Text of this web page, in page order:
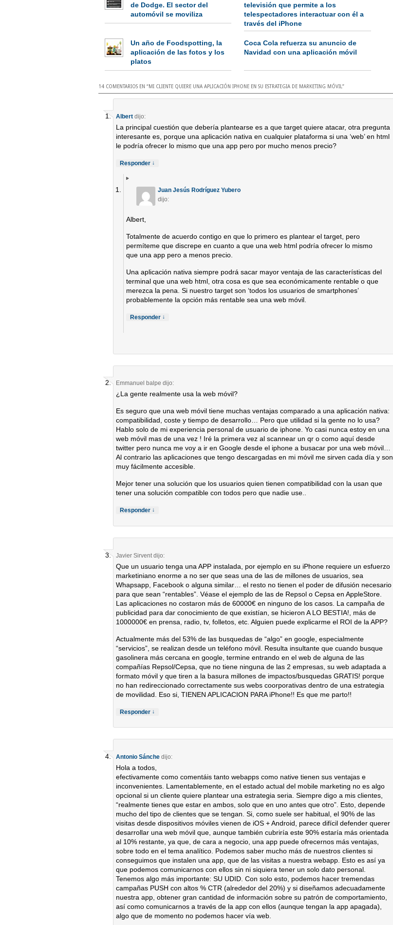
de Dodge. El sector del
automóvil se moviliza
televisión que permite a los
telespectadores interactuar con él a
través del iPhone
Un año de Foodspotting, la
aplicación de las fotos y los
platos
Coca Cola refuerza su anuncio de
Navidad con una aplicación móvil
14 COMENTARIOS EN “MI CLIENTE QUIERE UNA APLICACIÓN IPHONE EN SU ESTRATEGIA DE MARKETING MÓVIL ”
Albert dijo:
La principal cuestión que debería plantearse es a que target quiere atacar, otra pregunta
interesante es, porque una aplicación nativa en cualquier plataforma si una ‘web’ en html
le podría ofrecer lo mismo que una app pero por mucho menos precio?
Responder ↓
Juan Jesús Rodríguez Yubero
dijo:
Albert,
Totalmente de acuerdo contigo en que lo primero es plantear el target, pero
permíteme que discrepe en cuanto a que una web html podría ofrecer lo mismo
que una app pero a menos precio.
Una aplicación nativa siempre podrá sacar mayor ventaja de las características del
terminal que una web html, otra cosa es que sea económicamente rentable o que
merezca la pena. Si nuestro target son ‘todos los usuarios de smartphones’
probablemente la opción más rentable sea una web móvil.
Responder ↓
Emmanuel balpe dijo:
¿La gente realmente usa la web móvil?
Es seguro que una web móvil tiene muchas ventajas comparado a una aplicación nativa:
compatibilidad, coste y tiempo de desarrollo… Pero que utilidad si la gente no lo usa?
Hablo solo de mi experiencia personal de usuario de iphone. Yo casi nunca estoy en una
web móvil mas de una vez ! Iré la primera vez al scannear un qr o como aquí desde
twitter pero nunca me voy a ir en Google desde el iphone a busacar por una web móvil…
Al contrario las aplicaciones que tengo descargadas en mi móvil me sirven cada día y son
muy fácilmente accesible.
Mejor tener una solución que los usuarios quien tienen compatibilidad con la usan que
tener una solución compatible con todos pero que nadie use..
Responder ↓
Javier Sirvent dijo:
Que un usuario tenga una APP instalada, por ejemplo en su iPhone requiere un esfuerzo
marketiniano enorme a no ser que seas una de las de millones de usuarios, sea
Whapsapp, Facebook o alguna similar… el resto no tienen el poder de difusión necesario
para que sean “rentables”. Véase el ejemplo de las de Repsol o Cepsa en AppleStore.
Las aplicaciones no costaron más de 60000€ en ninguno de los casos. La campaña de
publicidad para dar conocimiento de que existían, se hicieron A LO BESTIA!, más de
1000000€ en prensa, radio, tv, folletos, etc. Alguien puede explicarme el ROI de la APP?
Actualmente más del 53% de las busquedas de “algo” en google, especialmente
“servicios”, se realizan desde un teléfono móvil. Resulta insultante que cuando busque
gasolinera más cercana en google, termine entrando en el web de alguna de las
compañías Repsol/Cepsa, que no tiene ninguna de las 2 empresas, su web adaptada a
formato móvil y que tiren a la basura millones de impactos/busquedas GRATIS! porque
no han redireccionado correctamente sus webs coorporativas dentro de una estrategia
de movilidad. Eso si, TIENEN APLICACION PARA iPhone!! Es que me parto!!
Responder ↓
Antonio Sánche dijo:
Hola a todos,
efectivamente como comentáis tanto webapps como native tienen sus ventajas e
inconvenientes. Lamentablemente, en el estado actual del mobile marketing no es algo
opcional si un cliente quiere plantear una estrategia seria. Siempre digo a mis clientes,
“realmente tienes que estar en ambos, solo que en uno antes que otro”. Esto, depende
mucho del tipo de clientes que se tengan. Si, como suele ser habitual, el 90% de las
visitas desde dispositivos móviles vienen de iOS + Android, parece difícil defender querer
desarrollar una web móvil que, aunque también cubriría este 90% estaría más orientada
al 10% restante, ya que, de cara a negocio, una app puede ofrecernos más ventajas,
sobre todo en el tema analítico. Podemos saber mucho más de nuestros clientes si
conseguimos que instalen una app, que de las visitas a nuestra webapp. Esto es así ya
que podemos comunicarnos con ellos sin ni siquiera tener un solo dato personal.
Tenemos algo más importante: SU UDID. Con solo esto, podemos hacer tremendas
campañas PUSH con altos % CTR (alrededor del 20%) y si diseñamos adecuadamente
nuestra app, obtener gran cantidad de información sobre su patrón de comportamiento,
así como comunicarnos a través de la app con ellos (aunque tengan la app apagada),
algo que de momento no podemos hacer vía web.